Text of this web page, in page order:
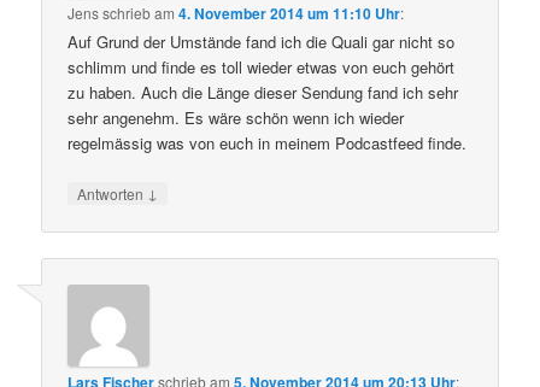
Jensschriebam4. November 2014 um 11:10 Uhr:
Auf Grund der Umstände fand ich die Quali gar nicht so
schlimm und finde es toll wieder etwas von euch gehört
zu haben. Auch die Länge dieser Sendung fand ich sehr
sehr angenehm. Es wäre schön wenn ich wieder
regelmässig was von euch in meinem Podcastfeed finde.
Antworten ↓
schriebam :